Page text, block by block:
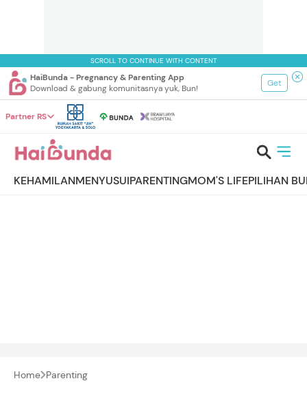
SCROLL TO CONTINUE WITH CONTENT
HaiBunda - Pregnancy & Parenting App
Download & gabung komunitasnya yuk, Bun!
Get
Partner RS
KEHAMILANMENYUSUIPARENTINGMOM'S LIFEPILIHAN
Home Parenting